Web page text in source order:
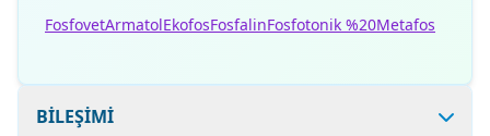
FosfovetArmatolEkofosFosfalinFosfotonik %20Metafos
BİLEŞİMİ